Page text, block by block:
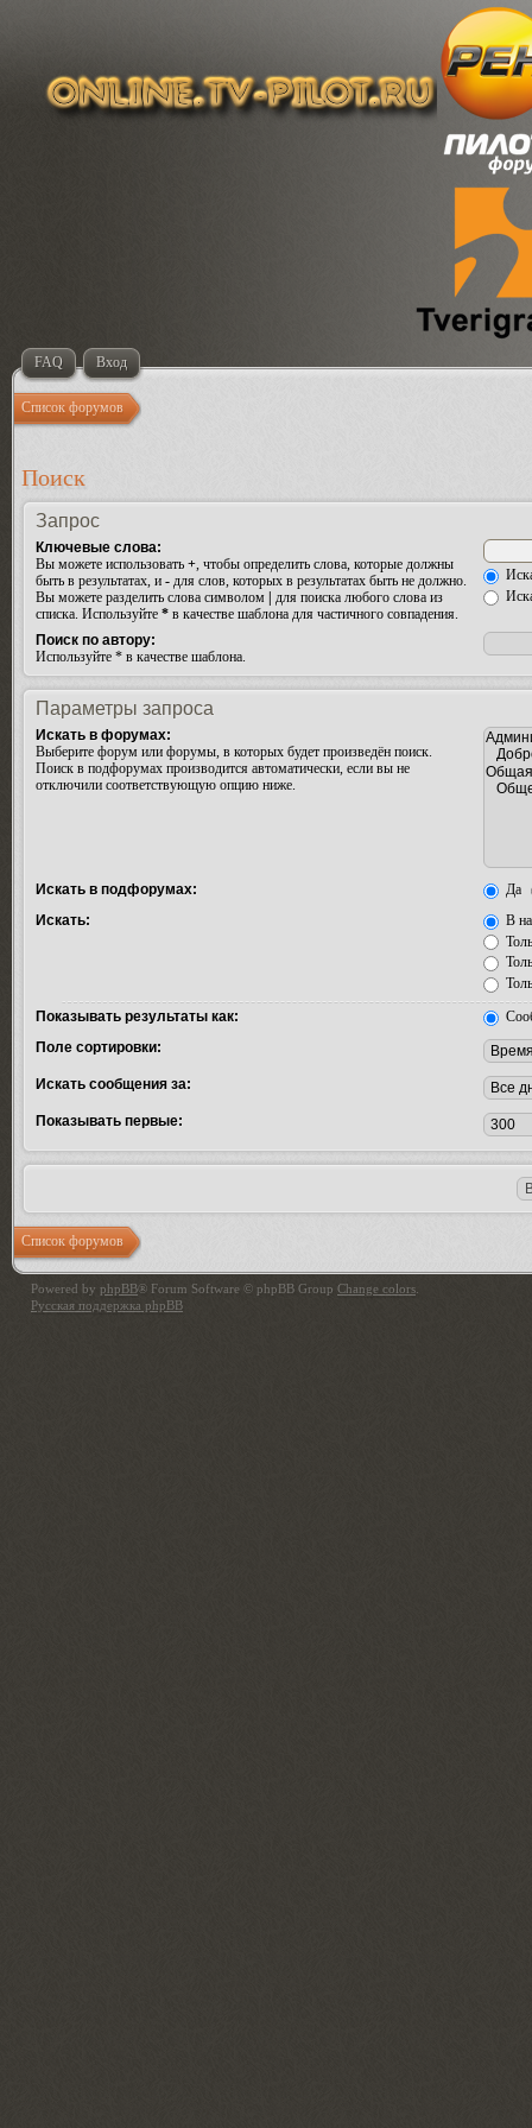
FAQ Вход
Список форумов
Поиск
Запрос
Ключевые слова:
Вы можете использовать +, чтобы определить слова, которые должны
быть в результатах, и - для слов, которых в результатах быть не должно.
Вы можете разделить слова символом
для поиска любого слова из
списка. Используйте * в качестве шаблона для частичного совпадения.
Поиск по автору:
Используйте * в качестве шаблона.
Параметры запроса
Искать в форумах:
Выберите форум или форумы, в которых будет произведён поиск.
Поиск в подфорумах производится автоматически, если вы не
отключили соответствующую опцию ниже.
Искать в подфорумах:
Да
Искать:
В
Показывать результаты как:
Поле сортировки:
Искать сообщения за:
Показывать первые:
Список форумов
Powered by phpBB® Forum Software © phpBB Group Change colors
Русская поддержка phpBB